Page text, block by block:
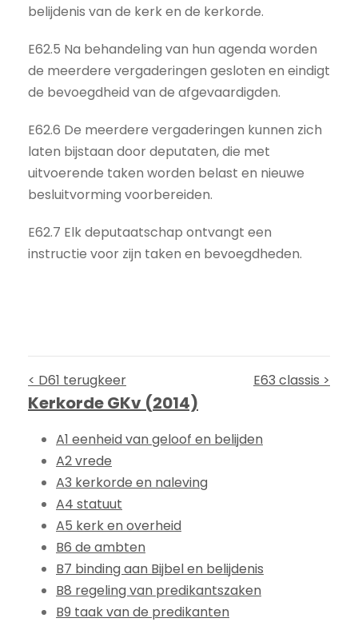
belijdenis van de kerk en de kerkorde.
E62.5 Na behandeling van hun agenda worden
de meerdere vergaderingen gesloten en eindigt
de bevoegdheid van de afgevaardigden.
E62.6 De meerdere vergaderingen kunnen zich
laten bijstaan door deputaten, die met
uitvoerende taken worden belast en nieuwe
besluitvorming voorbereiden.
E62.7 Elk deputaatschap ontvangt een
instructie voor zijn taken en bevoegdheden.
< D61 terugkeer E63 classis >
Kerkorde GKv (2014)
A1 eenheid van geloof en belijden
A2 vrede
A3 kerkorde en naleving
A4 statuut
A5 kerk en overheid
B6 de ambten
B7 binding aan Bijbel en belijdenis
B8 regeling van predikantszaken
B9 taak van de predikanten